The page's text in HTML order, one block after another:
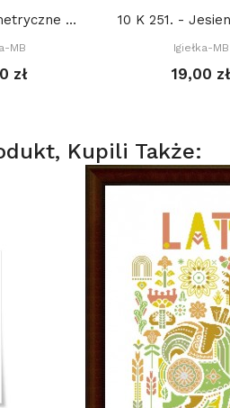
2070. - Geometryczne choinki (PDF)
MB
zł
Igiełka-MB
19,00 zł
Kupili Także: